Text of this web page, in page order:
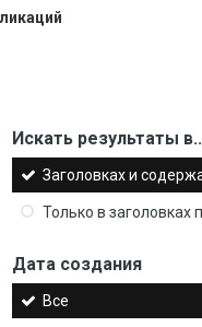
Искать результаты
Заголовках и
Только в заголовках
Дата создания
Все